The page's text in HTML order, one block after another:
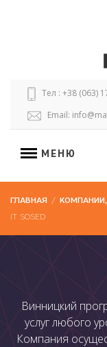
Тел : +38 (063)
Email:
МЕНЮ
ГЛАВНАЯ /
IT SOSED
Винницкий
услуг любого
Компания